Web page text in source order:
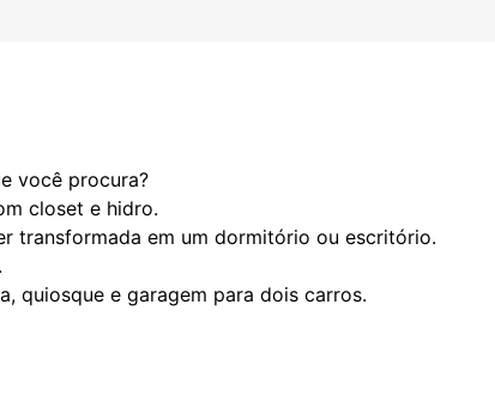
você procura?
closet e hidro.
transformada em um dormitório ou escritório.